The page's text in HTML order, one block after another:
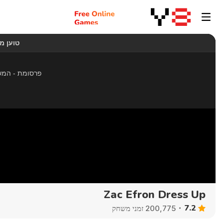
Zac Efron Dress Up
7.2 200,775 זמני משחק